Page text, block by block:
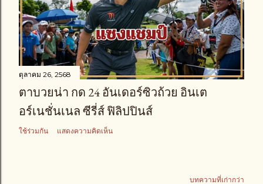
ตุลาคม 26, 2568
ตาบวยน่า กด 24 อันเดอร์ซิวถ้วย อินเต
อร์เนชั่นเนล ซีรี่ส์ ฟิลิปปินส์
ใช้ร่วมกัน แสดงความคิดเห็น
บทความที่เก่ากว่า